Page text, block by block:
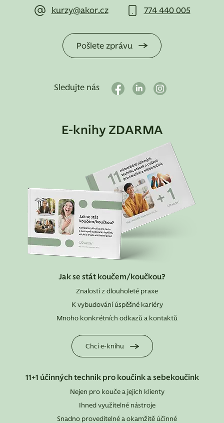
kurzy@akor.cz 774 440 005
Pošlete zprávu
Sledujte nás
E-knihy ZDARMA
Jak se stát koučem/koučkou?
Znalosti z dlouholeté praxe
K vybudování úspěšné kariéry
Mnoho konkrétních odkazů a kontaktů
Chci e-knihu
11+1 účinných technik pro koučink a sebekoučink
Nejen pro kouče a jejich klienty
Ihned využitelné nástroje
Snadno proveditelné a okamžitě účinné